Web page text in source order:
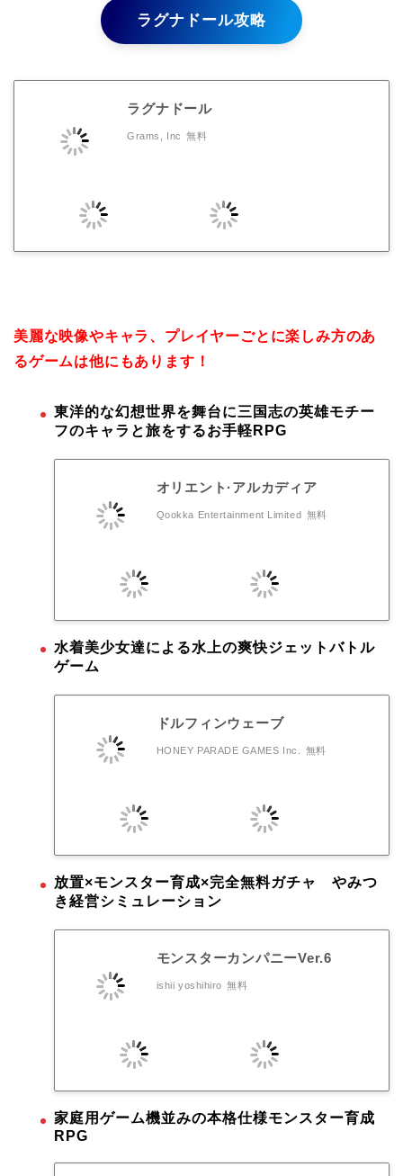
ラグナドール攻略
ラグナドール
Grams, Inc 無料
美麗な映像やキャラ、プレイヤーごとに楽しみ方のあ
るゲームは他にもあります！
東洋的な幻想世界を舞台に三国志の英雄モチー
フのキャラと旅をするお手軽RPG
オリエント·アルカディア
Qookka Entertainment Limited 無料
水着美少女達による水上の爽快ジェットバトル
ゲーム
ドルフィンウェーブ
HONEY PARADE GAMES Inc. 無料
放置×モンスター育成×完全無料ガチャ やみつ
き経営シミュレーション
モンスターカンパニーVer.6
ishii yoshihiro 無料
家庭用ゲーム機並みの本格仕様モンスター育成
RPG